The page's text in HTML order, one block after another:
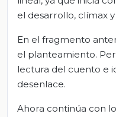
el desarrollo, clímax
En el fragmento
el planteamiento.
lectura del cuento e
desenlace.
Ahora continúa con